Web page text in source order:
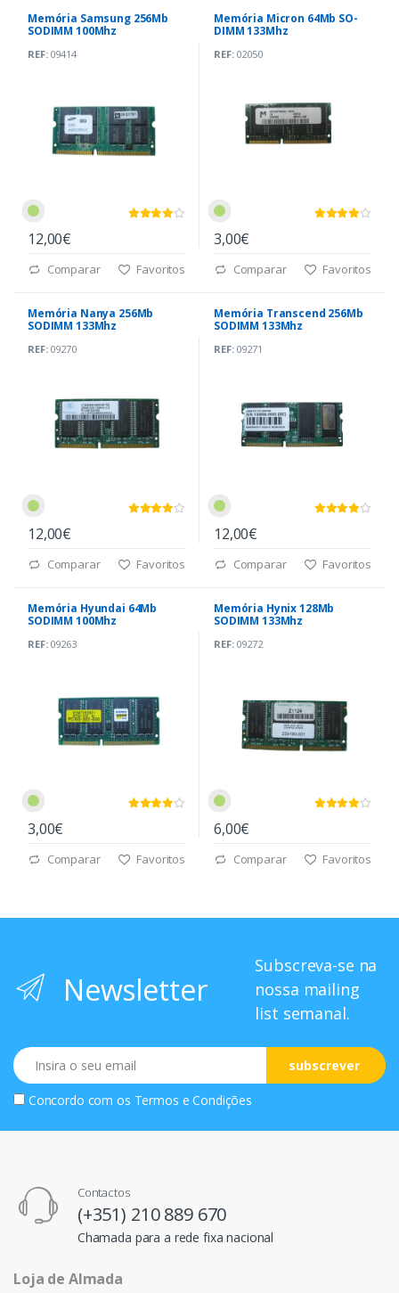
Memória Samsung 256Mb
SODIMM 100Mhz
REF:09414
12,00€
Comparar Favoritos
Memória Micron 64Mb SO-
DIMM 133Mhz
REF:02050
3,00€
Comparar Favoritos
Memória Nanya 256Mb
SODIMM 133Mhz
REF:09270
12,00€
Comparar Favoritos
Memória Transcend 256Mb
SODIMM 133Mhz
REF:09271
12,00€
Comparar Favoritos
Memória Hyundai 64Mb
SODIMM 100Mhz
REF:09263
3,00€
Comparar Favoritos
Memória Hynix 128Mb
SODIMM 133Mhz
REF:09272
6,00€
Comparar Favoritos
Newsletter
Subscreva-se na
nossa mailing
list semanal.
Email
subscrever
Concordo com os Termos e Condições
Contactos
(+351) 210 889 670
Chamada para a rede fixa nacional
Loja de Almada